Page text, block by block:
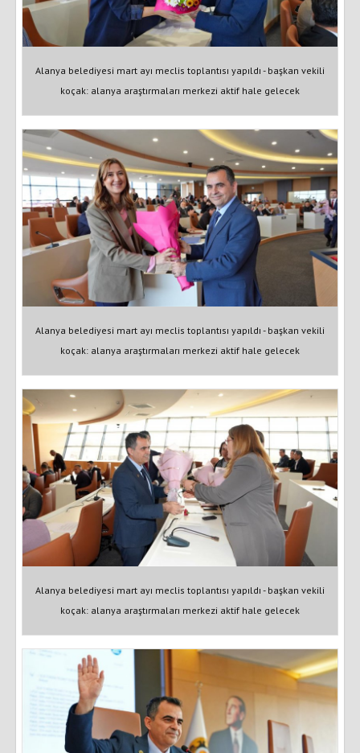
Alanya belediyesi mart ayı meclis toplantısı yapıldı - başkan vekili
koçak: alanya araştırmaları merkezi aktif hale gelecek
Alanya belediyesi mart ayı meclis toplantısı yapıldı - başkan vekili
koçak: alanya araştırmaları merkezi aktif hale gelecek
Alanya belediyesi mart ayı meclis toplantısı yapıldı - başkan vekili
koçak: alanya araştırmaları merkezi aktif hale gelecek